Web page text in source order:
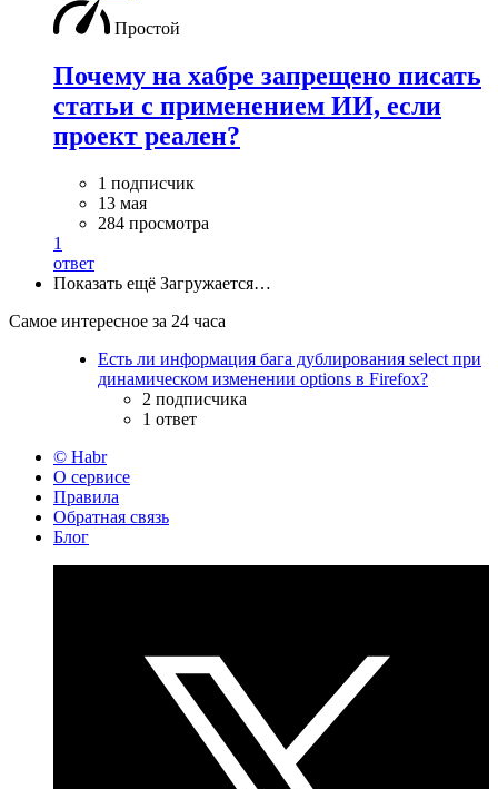
Простой
Почему на хабре запрещено писать
статьи с применением ИИ, если
проект реален?
1 подписчик
13 мая
284 просмотра
1
ответ
Показать ещё Загружается…
Самое интересное за 24 часа
Есть ли информация бага дублирования select при
динамическом изменении options в Firefox?
2 подписчика
1 ответ
© Habr
О сервисе
Правила
Обратная связь
Блог